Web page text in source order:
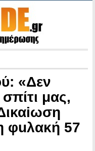
«Δεν
μας,
φuλακή 57